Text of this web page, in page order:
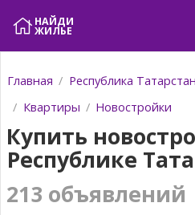
НАЙДИ
ЖИЛЬЕ
Главная Республика Татарстан
Квартиры
Новостройки
Купить
Республике
213 объявлений